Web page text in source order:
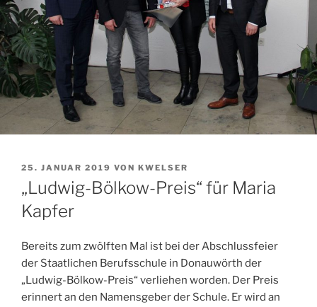
VERÖFFENTLICHT
AM
25. JANUAR 2019 VON KWELSER
„Ludwig-Bölkow-Preis“ für Maria
Kapfer
Bereits zum zwölften Mal ist bei der Abschlussfeier
der Staatlichen Berufsschule in Donauwörth der
„Ludwig-Bölkow-Preis“ verliehen worden. Der Preis
erinnert an den Namensgeber der Schule. Er wird an